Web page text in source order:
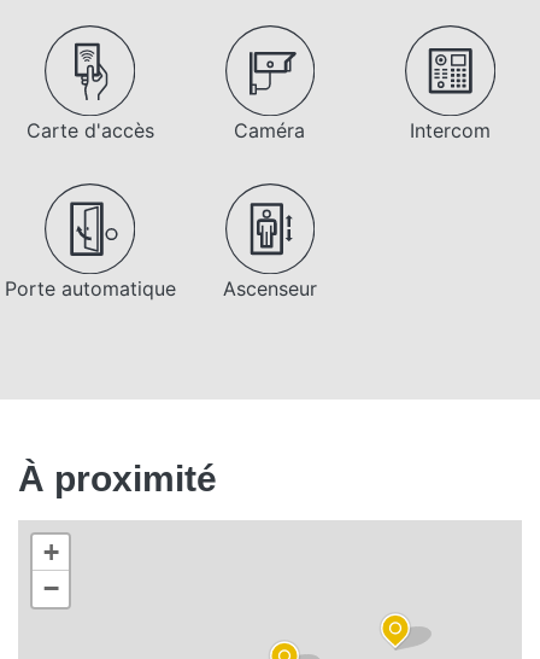
Carte d'accès Caméra Intercom
Porte automatique Ascenseur
À proximité
+
−